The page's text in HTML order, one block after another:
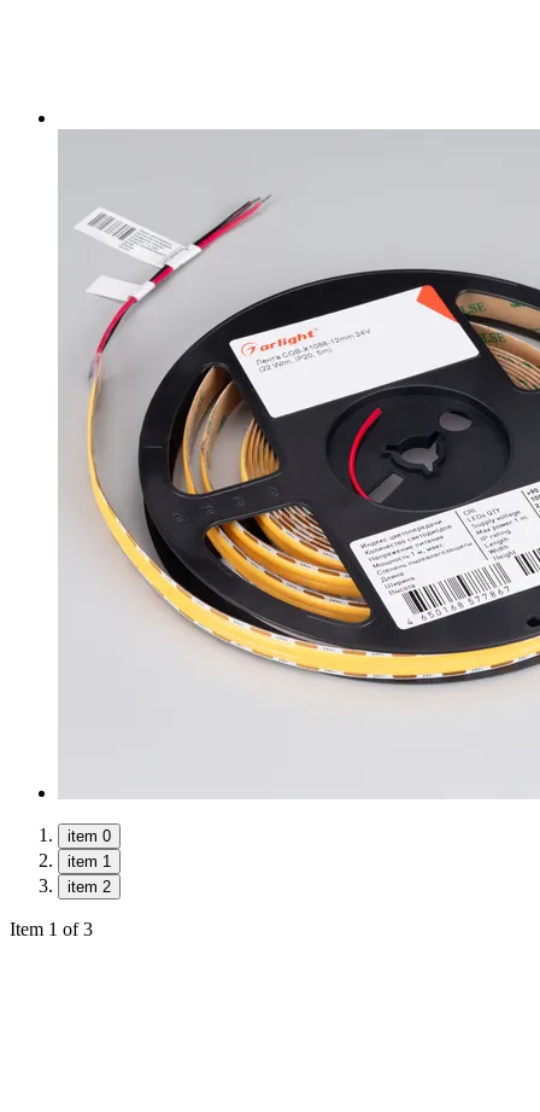
item 0
item 1
item 2
Item 1 of 3